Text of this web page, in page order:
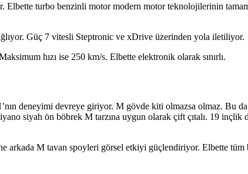
turbo benzinli motor modern motor teknolojilerinin
Güç 7 vitesli Steptronic ve xDrive üzerinden yola iletiliyor.
hızı ise 250 km/s. Elbette elektronik olarak sınırlı.
deneyimi devreye giriyor. M gövde kiti olmazsa olmaz. Bu da
siyah ön böbrek M tarzına uygun olarak çift çıtalı. 19
arkada M tavan spoyleri görsel etkiyi güçlendiriyor. Elbette